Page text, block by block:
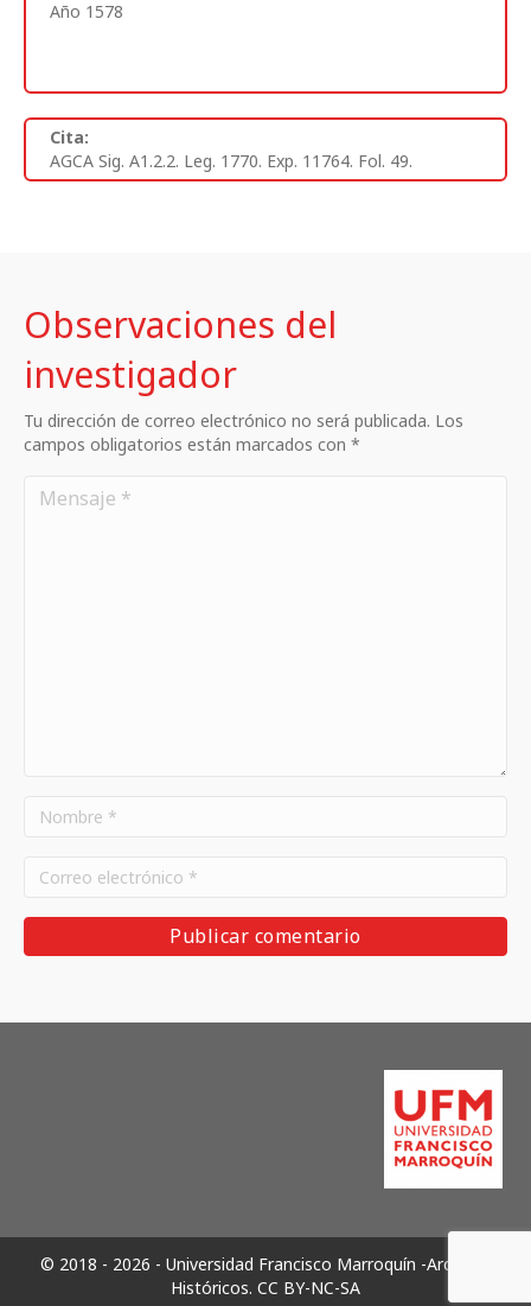
Año 1578
Cita:
AGCA Sig. A1.2.2. Leg. 1770. Exp. 11764. Fol. 49.
Observaciones del
investigador
Tu dirección de correo electrónico no será publicada. Los
campos obligatorios están marcados con *
© 2018 - 2026 - Universidad Francisco Marroquín -Archivos
Históricos. CC BY-NC-SA